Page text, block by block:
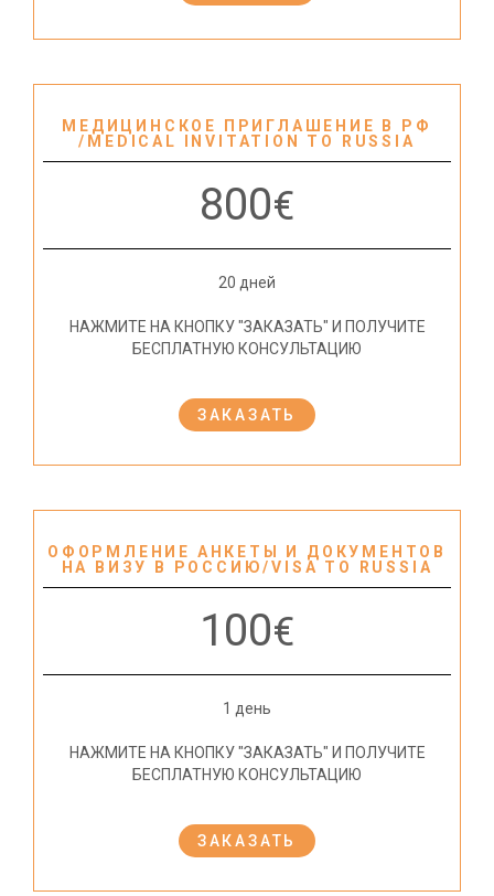
МЕДИЦИНСКОЕ ПРИГЛАШЕНИЕ В РФ
/MEDICAL INVITATION TO RUSSIA
800€
20 дней
НАЖМИТЕ НА КНОПКУ "ЗАКАЗАТЬ" И ПОЛУЧИТЕ
БЕСПЛАТНУЮ КОНСУЛЬТАЦИЮ
ЗАКАЗАТЬ
ОФОРМЛЕНИЕ АНКЕТЫ И ДОКУМЕНТОВ
НА ВИЗУ В РОССИЮ/VISA TO RUSSIA
100€
1 день
НАЖМИТЕ НА КНОПКУ "ЗАКАЗАТЬ" И ПОЛУЧИТЕ
БЕСПЛАТНУЮ КОНСУЛЬТАЦИЮ
ЗАКАЗАТЬ